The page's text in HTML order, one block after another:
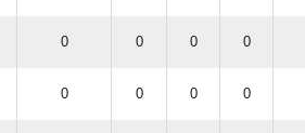
0 0 0 0
0 0 0 0